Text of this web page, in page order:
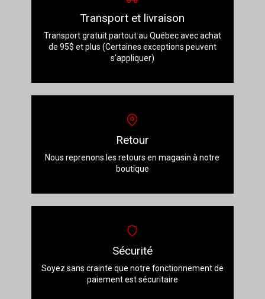
Transport et livraison
Transport gratuit partout au Québec avec achat
de 95$ et plus (Certaines exceptions peuvent
s'appliquer)
Retour
Nous reprenons les retours en magasin à notre
boutique
Sécurité
Soyez sans crainte que notre fonctionnement de
paiement est sécuritaire